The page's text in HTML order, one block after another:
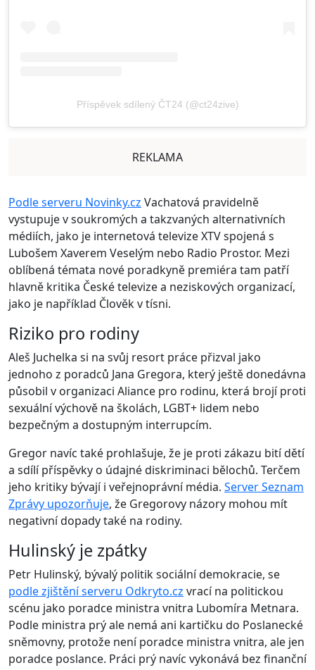
Příspěvek sdílený ČT24 (@ct24zive)
REKLAMA
Podle serveru Novinky.cz Vachatová pravidelně
vystupuje v soukromých a takzvaných alternativních
médiích, jako je internetová televize XTV spojená s
Lubošem Xaverem Veselým nebo Radio Prostor. Mezi
oblíbená témata nové poradkyně premiéra tam patří
hlavně kritika České televize a neziskových organizací,
jako je například Člověk v tísni.
Riziko pro rodiny
Aleš Juchelka si na svůj resort práce přizval jako
jednoho z poradců Jana Gregora, který ještě donedávna
působil v organizaci Aliance pro rodinu, která brojí proti
sexuální výchově na školách, LGBT+ lidem nebo
bezpečným a dostupným interrupcím.
Gregor navíc také prohlašuje, že je proti zákazu bití dětí
a sdílí příspěvky o údajné diskriminaci bělochů. Terčem
jeho kritiky bývají i veřejnoprávní média. Server Seznam
Zprávy upozorňuje, že Gregorovy názory mohou mít
negativní dopady také na rodiny.
Hulinský je zpátky
Petr Hulinský, bývalý politik sociální demokracie, se
podle zjištění serveru Odkryto.cz vrací na politickou
scénu jako poradce ministra vnitra Lubomíra Metnara.
Podle ministra prý ale nemá ani kartičku do Poslanecké
sněmovny, protože není poradce ministra vnitra, ale jen
poradce poslance. Práci prý navíc vykonává bez finanční